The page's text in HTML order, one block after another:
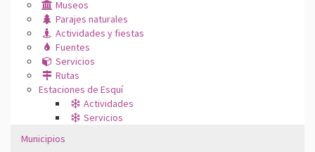
Museos
Parajes naturales
Actividades y fiestas
Fuentes
Servicios
Rutas
Estaciones de Esquí
Actividades
Servicios
Municipios